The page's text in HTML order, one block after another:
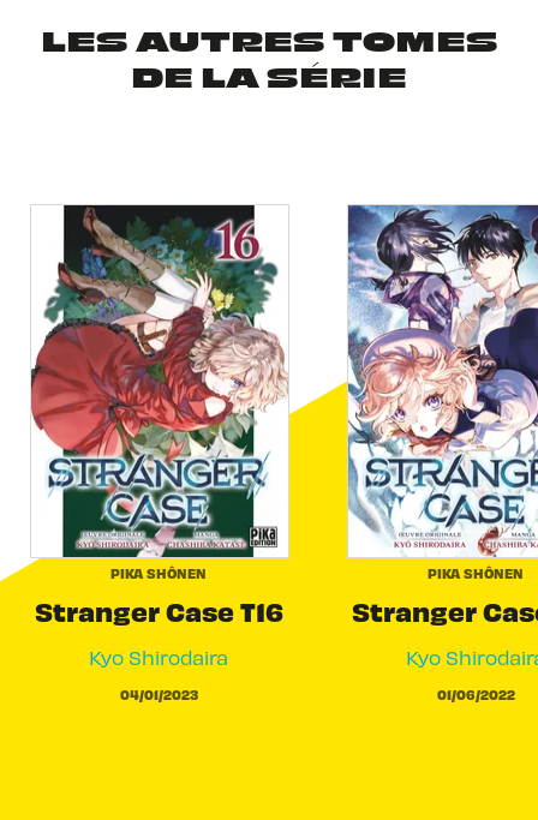
LES AUTRES TOMES
DE LA SÉRIE
PIKA SHÔNEN
Stranger Case T16
Kyo Shirodaira
04/01/2023
PIKA SHÔNEN
Stranger
Kyo
01/06/2022